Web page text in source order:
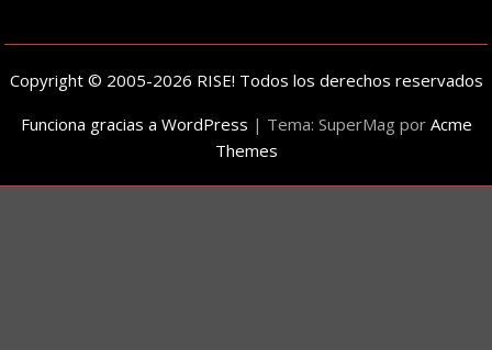
Copyright © 2005-2026 RISE! Todos los derechos reservados
Funciona gracias a WordPress | Tema: SuperMag por Acme
Themes